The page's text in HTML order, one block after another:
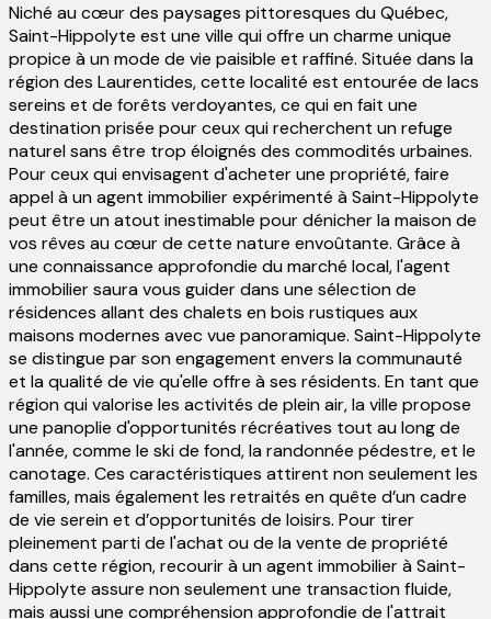
Niché au cœur des paysages pittoresques du Québec,
Saint-Hippolyte est une ville qui offre un charme unique
propice à un mode de vie paisible et raffiné. Située dans la
région des Laurentides, cette localité est entourée de lacs
sereins et de forêts verdoyantes, ce qui en fait une
destination prisée pour ceux qui recherchent un refuge
naturel sans être trop éloignés des commodités urbaines.
Pour ceux qui envisagent d'acheter une propriété, faire
appel à un agent immobilier expérimenté à Saint-Hippolyte
peut être un atout inestimable pour dénicher la maison de
vos rêves au cœur de cette nature envoûtante. Grâce à
une connaissance approfondie du marché local, l'agent
immobilier saura vous guider dans une sélection de
résidences allant des chalets en bois rustiques aux
maisons modernes avec vue panoramique. Saint-Hippolyte
se distingue par son engagement envers la communauté
et la qualité de vie qu'elle offre à ses résidents. En tant que
région qui valorise les activités de plein air, la ville propose
une panoplie d'opportunités récréatives tout au long de
l'année, comme le ski de fond, la randonnée pédestre, et le
canotage. Ces caractéristiques attirent non seulement les
familles, mais également les retraités en quête d’un cadre
de vie serein et d’opportunités de loisirs. Pour tirer
pleinement parti de l'achat ou de la vente de propriété
dans cette région, recourir à un agent immobilier à Saint-
Hippolyte assure non seulement une transaction fluide,
mais aussi une compréhension approfondie de l'attrait